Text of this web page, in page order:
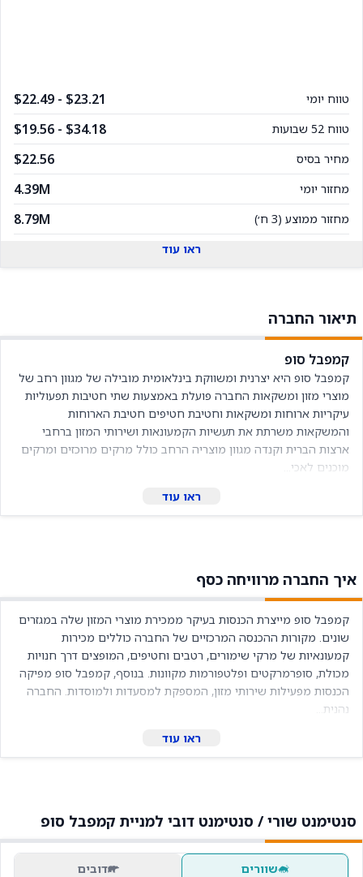
טווח יומי $22.49 - $23.21
טווח 52 שבועות $19.56 - $34.18
מחיר בסיס $22.56
מחזור יומי 4.39M
מחזור ממוצע (3 ח׳) 8.79M
ראו עוד
תיאור החברה
קמפבל סופ
מוכנים לאכי...
ראו עוד
איך החברה מרוויחה כסף
נהנית...
ראו עוד
סנטימנט שורי / סנטימנט דובי למניית קמפבל סופ
שוורים דובים